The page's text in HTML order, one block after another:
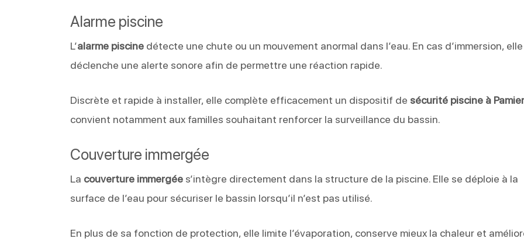
Alarme piscine
L’alarme piscine détecte une chute ou un mouvement anormal dans l’eau. En cas d’immersion, elle
déclenche une alerte sonore afin de permettre une réaction rapide.
Discrète et rapide à installer, elle complète efficacement un dispositif de sécurité piscine à
convient notamment aux familles souhaitant renforcer la surveillance du bassin.
Couverture immergée
La couverture immergée s’intègre directement dans la structure de la piscine. Elle se déploie à la
surface de l’eau pour sécuriser le bassin lorsqu’il n’est pas utilisé.
En plus de sa fonction de protection, elle limite l’évaporation, conserve mieux la chaleur et